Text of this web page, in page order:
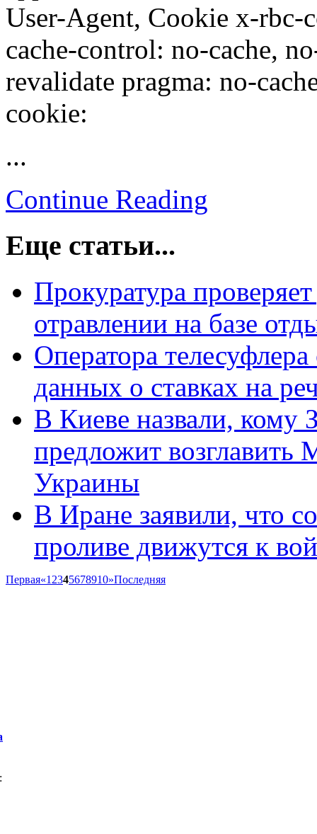
User-Agent, Cookie x-rbc-
cache-control: no-cache,
revalidate pragma: no-
cookie:
...
Continue Reading
Еще статьи...
Прокуратура
отравлении на базе
Оператора
данных о ставках на
В Киеве назвали, кому
предложит
Украины
В Иране заявили, что
проливе движутся к
Первая«1 2345678910»Последняя